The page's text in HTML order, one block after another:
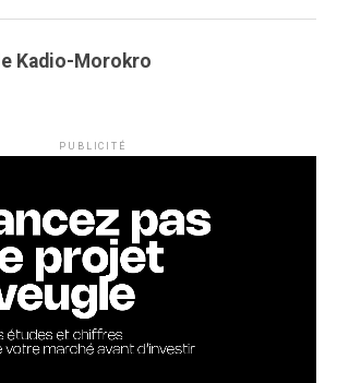
Kadio-Morokro
PUBLICITÉ